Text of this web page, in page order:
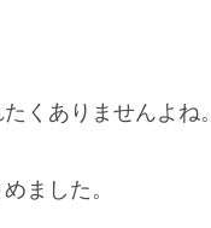
くありませんよね。
ました。